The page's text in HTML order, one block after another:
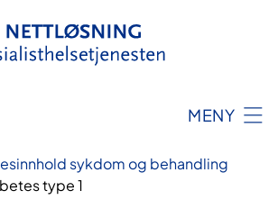
MENY
sykdom og behandling
type 1